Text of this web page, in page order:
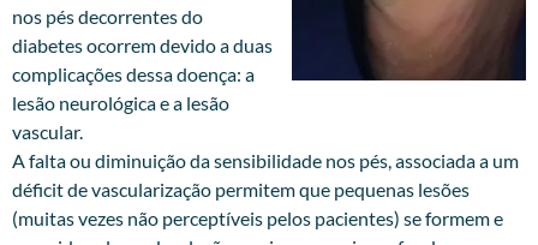
nos pés decorrentes do
diabetes ocorrem devido a duas
complicações dessa doença: a
lesão neurológica e a lesão
vascular.
A falta ou diminuição da sensibilidade nos pés, associada a um
déficit de vascularização permitem que pequenas lesões
(muitas vezes não perceptíveis pelos pacientes) se formem e